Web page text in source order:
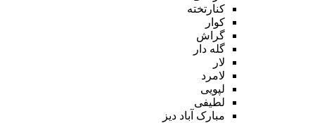
کنارتخته
کوار
گراش
گله دار
لار
لامرد
لپویی
لطیفی
مبارک آباد دیز